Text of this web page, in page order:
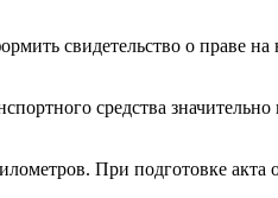
свидетельство о праве
средства
При подготовке